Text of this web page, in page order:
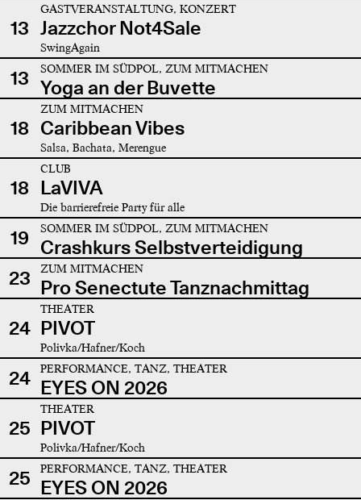
13
GASTVERANSTALTUNG, KONZERT
Jazzchor Not4Sale
SwingAgain
13 SOMMER IM SÜDPOL, ZUM MITMACHEN
Yoga an der Buvette
18
ZUM MITMACHEN
Caribbean Vibes
Salsa, Bachata, Merengue
18
CLUB
LaVIVA
Die barrierefreie Party für alle
19 SOMMER IM SÜDPOL, ZUM MITMACHEN
Crashkurs Selbstverteidigung
23
ZUM MITMACHEN
Pro Senectute Tanznachmittag
24
THEATER
PIVOT
Polivka/Hafner/Koch
24 PERFORMANCE, TANZ, THEATER
EYES ON 2026
25
THEATER
PIVOT
Polivka/Hafner/Koch
25 PERFORMANCE, TANZ, THEATER
EYES ON 2026